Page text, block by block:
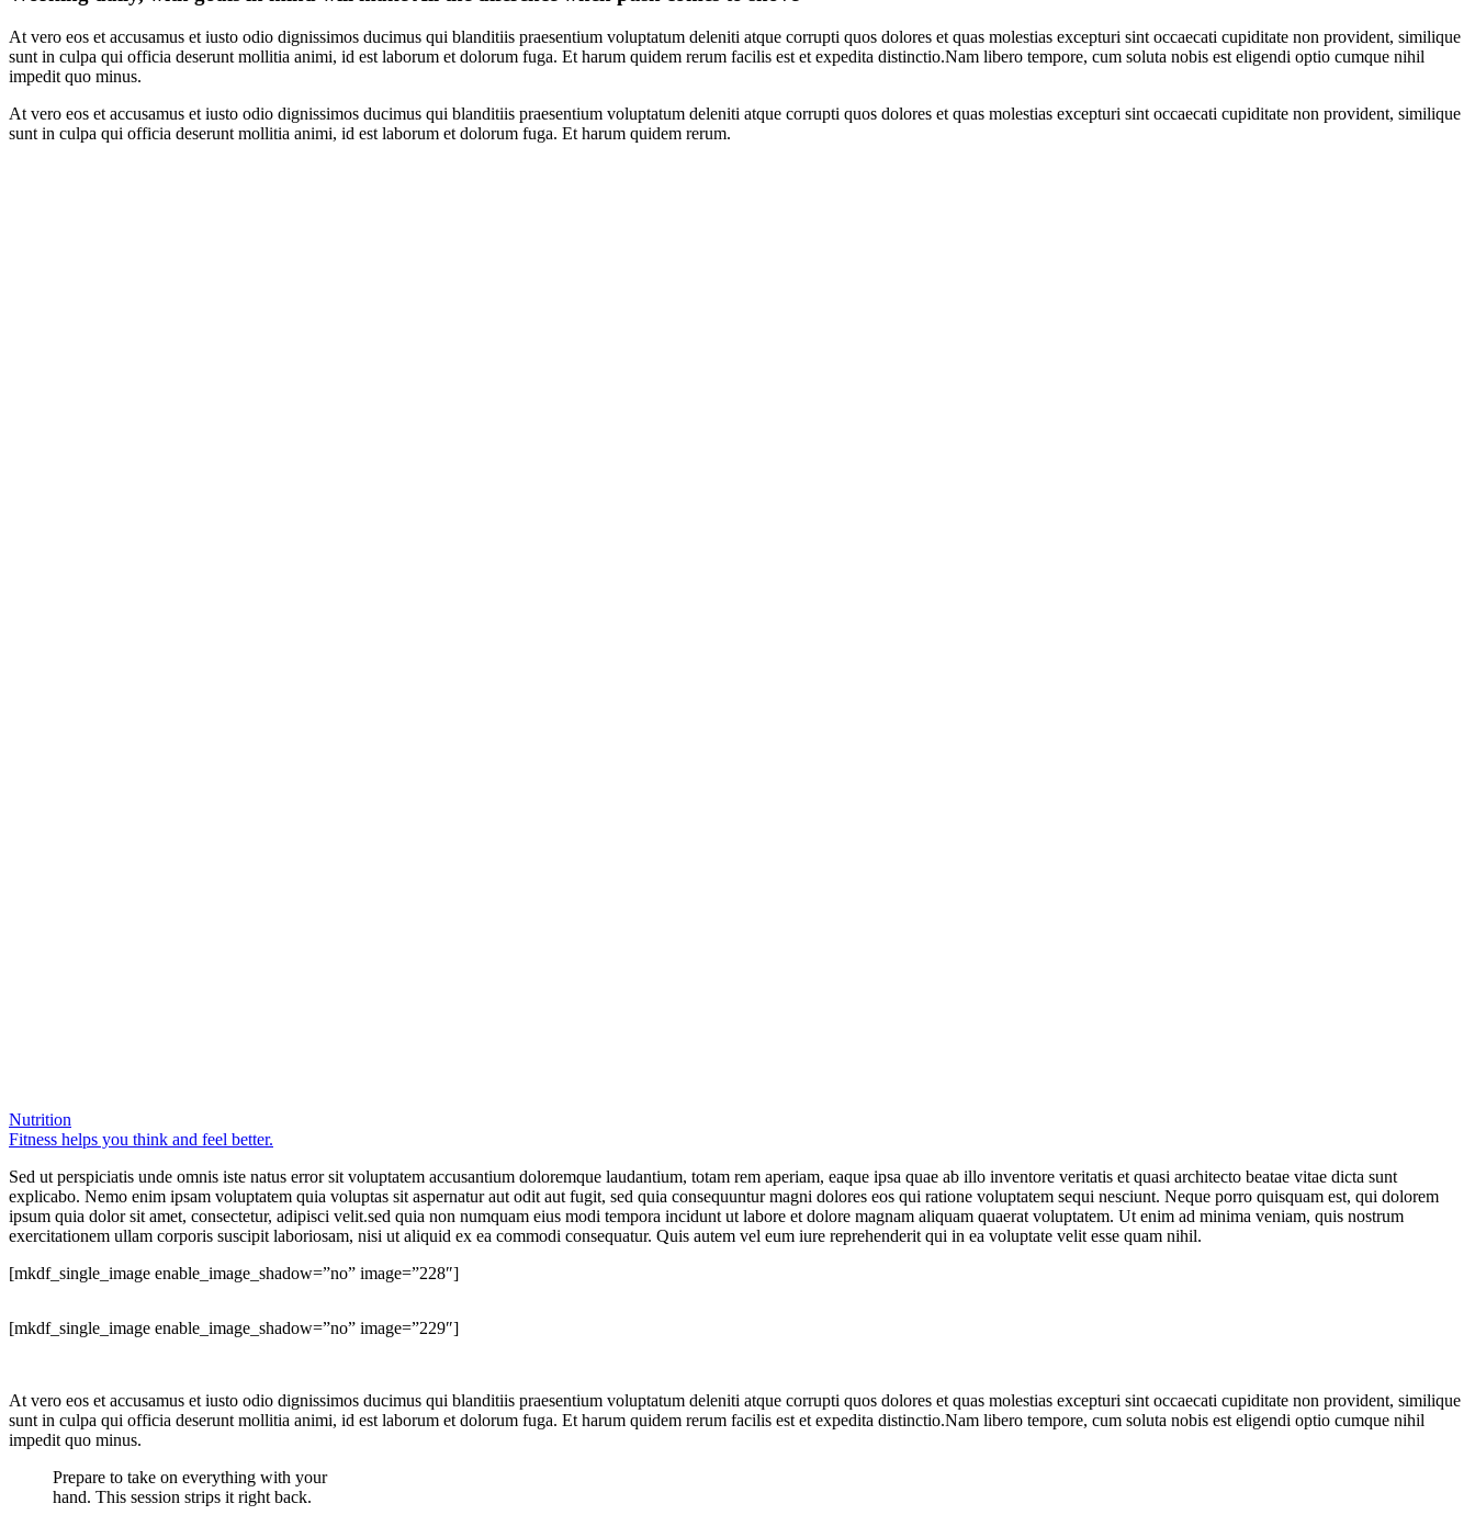
At vero eos et accusamus et iusto odio dignissimos ducimus qui blanditiis praesentium voluptatum deleniti atque corrupti quos dolores et quas molestias excepturi sint occaecati cupiditate non provident, similique
sunt in culpa qui officia deserunt mollitia animi, id est laborum et dolorum fuga. Et harum quidem rerum facilis est et expedita distinctio.Nam libero tempore, cum soluta nobis est eligendi optio cumque nihil
impedit quo minus.
At vero eos et accusamus et iusto odio dignissimos ducimus qui blanditiis praesentium voluptatum deleniti atque corrupti quos dolores et quas molestias excepturi sint occaecati cupiditate non provident, similique
sunt in culpa qui officia deserunt mollitia animi, id est laborum et dolorum fuga. Et harum quidem rerum.
Nutrition
Fitness helps you think and feel better.
Sed ut perspiciatis unde omnis iste natus error sit voluptatem accusantium doloremque laudantium, totam rem aperiam, eaque ipsa quae ab illo inventore veritatis et quasi architecto beatae vitae dicta sunt
explicabo. Nemo enim ipsam voluptatem quia voluptas sit aspernatur aut odit aut fugit, sed quia consequuntur magni dolores eos qui ratione voluptatem sequi nesciunt. Neque porro quisquam est, qui dolorem
ipsum quia dolor sit amet, consectetur, adipisci velit.sed quia non numquam eius modi tempora incidunt ut labore et dolore magnam aliquam quaerat voluptatem. Ut enim ad minima veniam, quis nostrum
exercitationem ullam corporis suscipit laboriosam, nisi ut aliquid ex ea commodi consequatur. Quis autem vel eum iure reprehenderit qui in ea voluptate velit esse quam nihil.
[mkdf_single_image enable_image_shadow=”no” image=”228″]
[mkdf_single_image enable_image_shadow=”no” image=”229″]
At vero eos et accusamus et iusto odio dignissimos ducimus qui blanditiis praesentium voluptatum deleniti atque corrupti quos dolores et quas molestias excepturi sint occaecati cupiditate non provident, similique
sunt in culpa qui officia deserunt mollitia animi, id est laborum et dolorum fuga. Et harum quidem rerum facilis est et expedita distinctio.Nam libero tempore, cum soluta nobis est eligendi optio cumque nihil
impedit quo minus.
Prepare to take on everything with your
hand. This session strips it right back.